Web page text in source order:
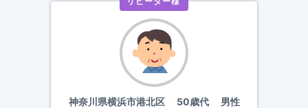
神奈川県横浜市港北区50歳代 男性